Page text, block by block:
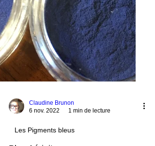
6 nov. 2022
1 min de lecture